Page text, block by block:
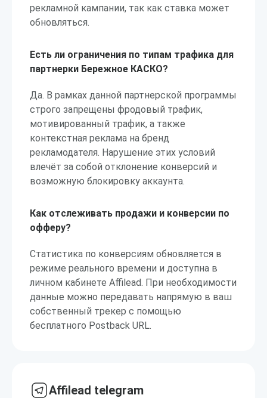
рекламной кампании, так как ставка может
обновляться.
Есть ли ограничения по типам трафика для
партнерки Бережное КАСКО?
Да. В рамках данной партнерской программы
строго запрещены фродовый трафик,
мотивированный трафик, а также
контекстная реклама на бренд
рекламодателя. Нарушение этих условий
влечёт за собой отклонение конверсий и
возможную блокировку аккаунта.
Как отслеживать продажи и конверсии по
офферу?
Статистика по конверсиям обновляется в
режиме реального времени и доступна в
личном кабинете Affilead. При необходимости
данные можно передавать напрямую в ваш
собственный трекер с помощью
бесплатного Postback URL.
Affilead telegram